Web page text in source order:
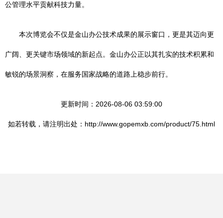
公管理水平贡献科技力量。
本次博览会不仅是金山办公技术成果的展示窗口，更是其迈向更
广阔、更关键市场领域的新起点。金山办公正以其扎实的技术积累和
敏锐的场景洞察，在服务国家战略的道路上稳步前行。
更新时间：2026-08-06 03:59:00
如若转载，请注明出处：http://www.gopemxb.com/product/75.html